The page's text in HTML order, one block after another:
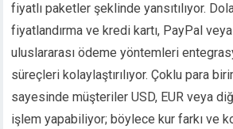
fiyatlı paketler şeklinde yansıtılıyor.
fiyatlandırma ve kredi kartı, PayPal
uluslararası ödeme yöntemleri
süreçleri kolaylaştırılıyor. Çoklu para
sayesinde müşteriler USD, EUR veya
işlem yapabiliyor; böylece kur farkı ve